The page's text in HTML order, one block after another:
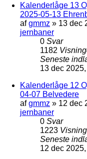
Kalenderlåge 13
2025-05-13
afgmmz » 13 dec
jernbaner
0 Svar
1182
Seneste
13 dec
Kalenderlåge 12
04-07 Belvedere
afgmmz » 12 dec
jernbaner
0 Svar
1223
Seneste
12 dec